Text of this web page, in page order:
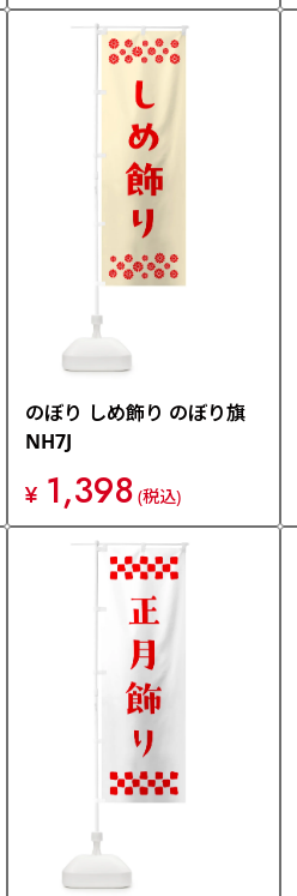
のぼり しめ飾り のぼり旗
NH7J
¥ 1,398 (税込)